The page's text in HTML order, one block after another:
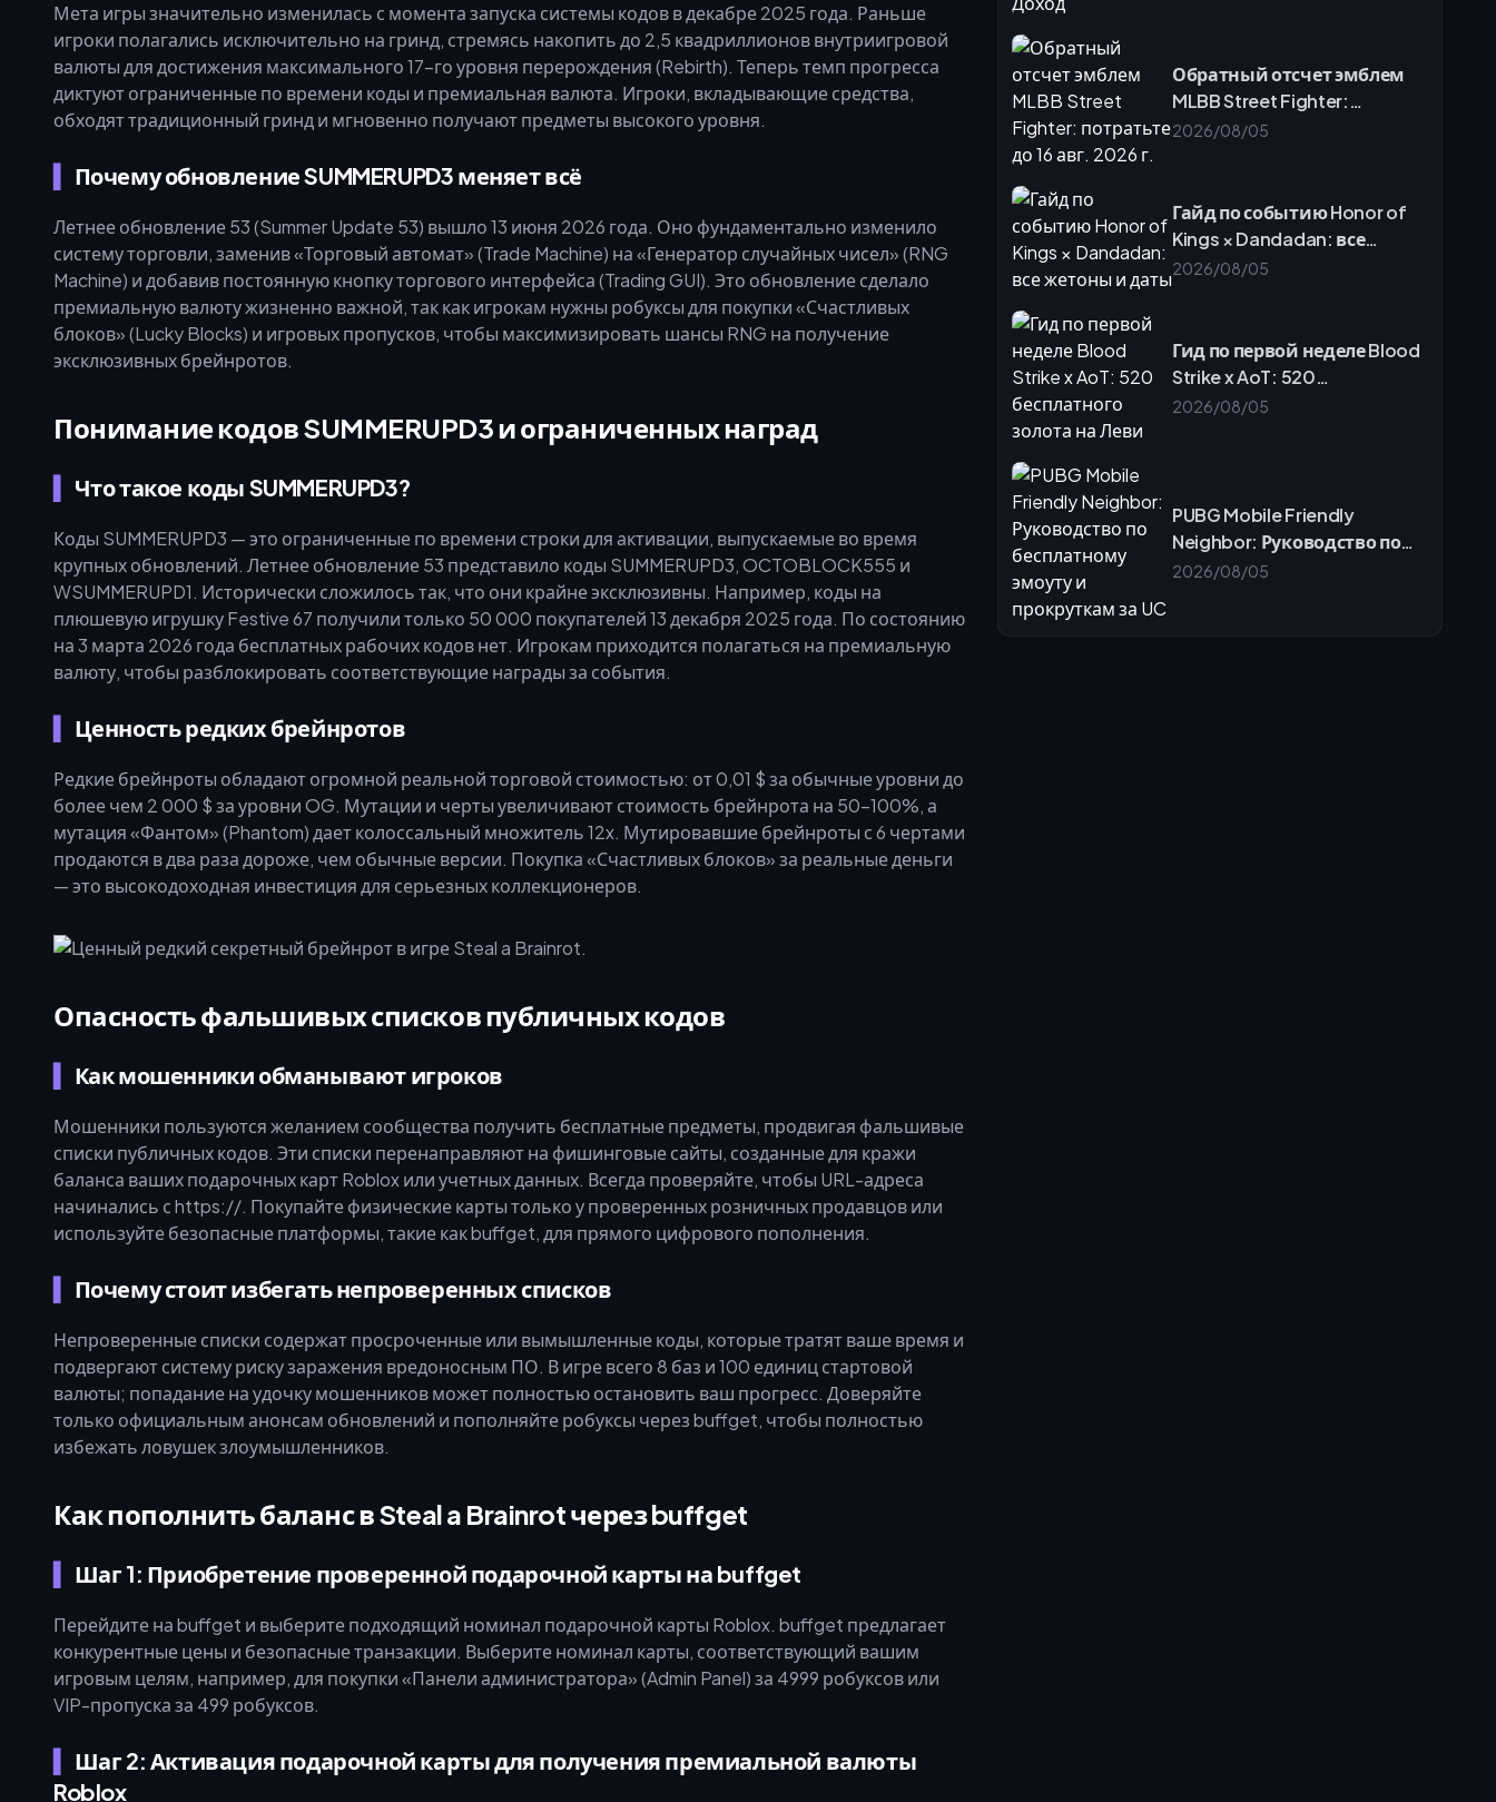
Решение проблем с балансом подарочных карт и
Заключение: закрепите свое место в мете Steal a Brainrot
2026 года
Итоги безопасного пополнения
Как начать работу с buffget
Часто задаваемые вопросы (FAQ)
Обратный отсчет эмблем
MLBB Street Fighter:
потратьте до 16 авг. 2026 г.
2026/08/05
Гайд по событию Honor of
Kings × Dandadan: все
жетоны и даты
2026/08/05
Гид по первой неделе Blood
Strike x AoT: 520
бесплатного золота на Леви
2026/08/05
PUBG Mobile Friendly
Neighbor: Руководство по
бесплатному эмоуту и
2026/08/05
Мета игры значительно изменилась с момента запуска системы кодов в декабре 2025 года. Раньше
игроки полагались исключительно на гринд, стремясь накопить до 2,5 квадриллионов внутриигровой
валюты для достижения максимального 17-го уровня перерождения (Rebirth). Теперь темп прогресса
диктуют ограниченные по времени коды и премиальная валюта. Игроки, вкладывающие средства,
обходят традиционный гринд и мгновенно получают предметы высокого уровня.
Почему обновление SUMMERUPD3 меняет всё
Летнее обновление 53 (Summer Update 53) вышло 13 июня 2026 года. Оно фундаментально изменило
систему торговли, заменив «Торговый автомат» (Trade Machine) на «Генератор случайных чисел» (RNG
Machine) и добавив постоянную кнопку торгового интерфейса (Trading GUI). Это обновление сделало
премиальную валюту жизненно важной, так как игрокам нужны робуксы для покупки «Счастливых
блоков» (Lucky Blocks) и игровых пропусков, чтобы максимизировать шансы RNG на получение
эксклюзивных брейнротов.
Понимание кодов SUMMERUPD3 и ограниченных наград
Что такое коды SUMMERUPD3?
Коды SUMMERUPD3 — это ограниченные по времени строки для активации, выпускаемые во время
крупных обновлений. Летнее обновление 53 представило коды SUMMERUPD3, OCTOBLOCK555 и
WSUMMERUPD1. Исторически сложилось так, что они крайне эксклюзивны. Например, коды на
плюшевую игрушку Festive 67 получили только 50 000 покупателей 13 декабря 2025 года. По состоянию
на 3 марта 2026 года бесплатных рабочих кодов нет. Игрокам приходится полагаться на премиальную
валюту, чтобы разблокировать соответствующие награды за события.
Ценность редких брейнротов
Редкие брейнроты обладают огромной реальной торговой стоимостью: от 0,01 $ за обычные уровни до
более чем 2 000 $ за уровни OG. Мутации и черты увеличивают стоимость брейнрота на 50–100%, а
мутация «Фантом» (Phantom) дает колоссальный множитель 12x. Мутировавшие брейнроты с 6 чертами
продаются в два раза дороже, чем обычные версии. Покупка «Счастливых блоков» за реальные деньги
— это высокодоходная инвестиция для серьезных коллекционеров.
Опасность фальшивых списков публичных кодов
Как мошенники обманывают игроков
Мошенники пользуются желанием сообщества получить бесплатные предметы, продвигая фальшивые
списки публичных кодов. Эти списки перенаправляют на фишинговые сайты, созданные для кражи
баланса ваших подарочных карт Roblox или учетных данных. Всегда проверяйте, чтобы URL-адреса
начинались с https://. Покупайте физические карты только у проверенных розничных продавцов или
используйте безопасные платформы, такие как buffget, для прямого цифрового пополнения.
Почему стоит избегать непроверенных списков
Непроверенные списки содержат просроченные или вымышленные коды, которые тратят ваше время и
подвергают систему риску заражения вредоносным ПО. В игре всего 8 баз и 100 единиц стартовой
валюты; попадание на удочку мошенников может полностью остановить ваш прогресс. Доверяйте
только официальным анонсам обновлений и пополняйте робуксы через buffget, чтобы полностью
избежать ловушек злоумышленников.
Как пополнить баланс в Steal a Brainrot через buffget
Шаг 1: Приобретение проверенной подарочной карты на buffget
Перейдите на buffget и выберите подходящий номинал подарочной карты Roblox. buffget предлагает
конкурентные цены и безопасные транзакции. Выберите номинал карты, соответствующий вашим
игровым целям, например, для покупки «Панели администратора» (Admin Panel) за 4999 робуксов или
VIP-пропуска за 499 робуксов.
Шаг 2: Активация подарочной карты для получения премиальной валюты
Roblox